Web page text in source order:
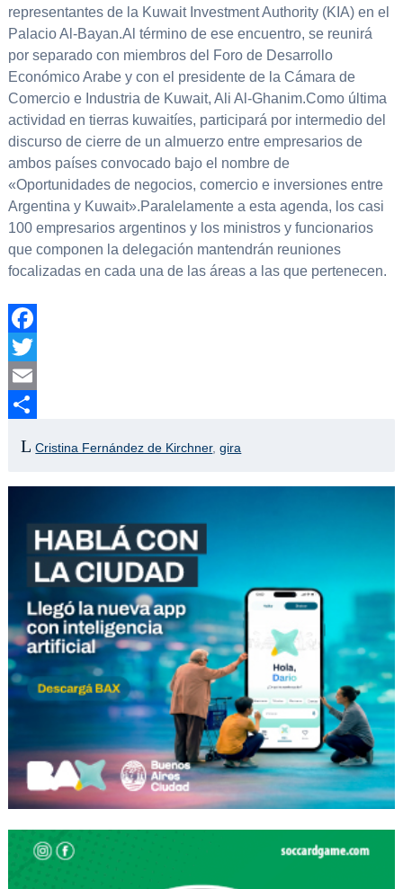
representantes de la Kuwait Investment Authority (KIA) en el
Palacio Al-Bayan.Al término de ese encuentro, se reunirá
por separado con miembros del Foro de Desarrollo
Económico Arabe y con el presidente de la Cámara de
Comercio e Industria de Kuwait, Ali Al-Ghanim.Como última
actividad en tierras kuwaitíes, participará por intermedio del
discurso de cierre de un almuerzo entre empresarios de
ambos países convocado bajo el nombre de
«Oportunidades de negocios, comercio e inversiones entre
Argentina y Kuwait».Paralelamente a esta agenda, los casi
100 empresarios argentinos y los ministros y funcionarios
que componen la delegación mantendrán reuniones
focalizadas en cada una de las áreas a las que pertenecen.
Facebook
Twitter
Email
Cristina Fernández de Kirchner,gira